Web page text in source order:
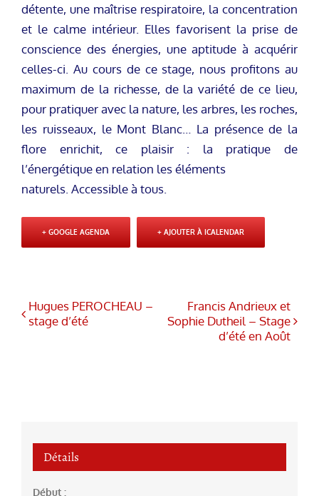
détente, une maîtrise respiratoire, la concentration
et le calme intérieur. Elles favorisent la prise de
conscience des énergies, une aptitude à acquérir
celles-ci. Au cours de ce stage, nous profitons au
maximum de la richesse, de la variété de ce lieu,
pour pratiquer avec la nature, les arbres, les roches,
les ruisseaux, le Mont Blanc… La présence de la
flore enrichit, ce plaisir : la pratique de
l’énergétique en relation les éléments
naturels. Accessible à tous.
+ GOOGLE AGENDA + AJOUTER À ICALENDAR
Hugues PEROCHEAU –
stage d’été
Francis Andrieux et
Sophie Dutheil – Stage
d’été en Août
Détails
Début :